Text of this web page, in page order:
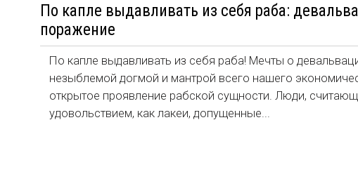
По капле выдавливать из себя раба:
поражение
По капле выдавливать из себя раба! Мечты о
незыблемой догмой и мантрой всего нашего
открытое проявление рабской сущности. Люди,
удовольствием, как лакеи, допущенные...